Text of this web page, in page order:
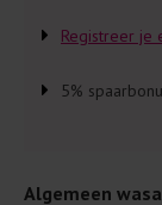
Registreer je
5%
Algemeen